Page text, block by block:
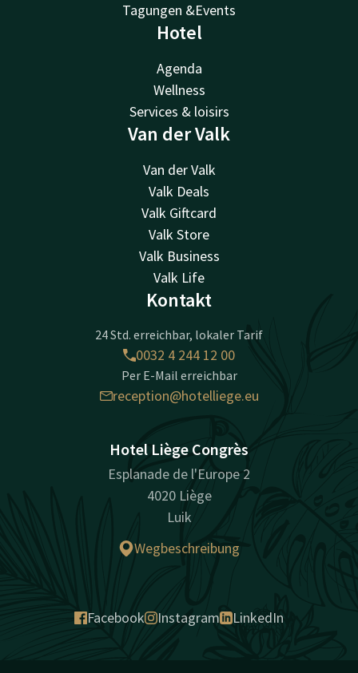
Tagungen &Events
Hotel
Agenda
Wellness
Services & loisirs
Van der Valk
Van der Valk
Valk Deals
Valk Giftcard
Valk Store
Valk Business
Valk Life
Kontakt
24 Std. erreichbar, lokaler Tarif
0032 4 244 12 00
Per E-Mail erreichbar
reception@hotelliege.eu
Hotel Liège Congrès
Esplanade de l'Europe 2
4020 Liège
Luik
Wegbeschreibung
Facebook Instagram LinkedIn